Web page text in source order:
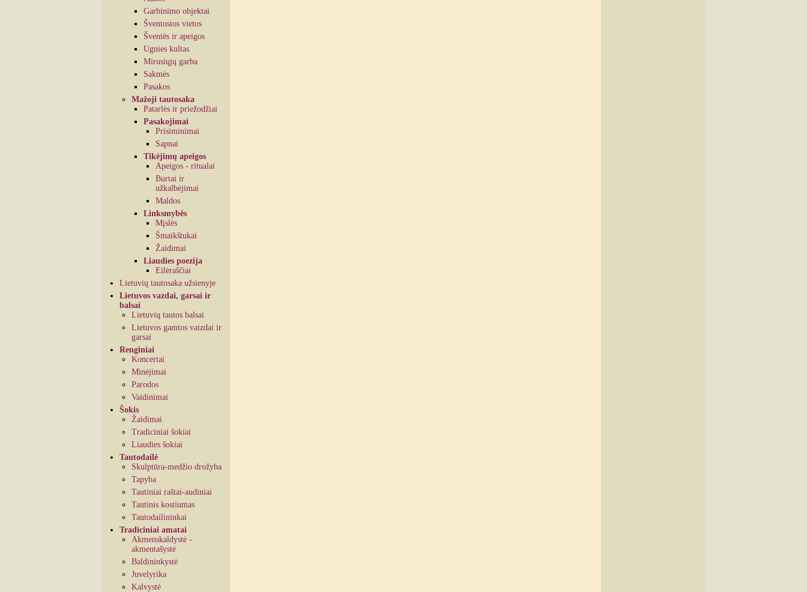
Garbinimo objektai
Šventosios vietos
Šventės ir apeigos
Ugnies kultas
Mirusiųjų garba
Sakmės
Pasakos
Mažoji tautosaka
Patarlės ir priežodžiai
Pasakojimai
Prisiminimai
Sapnai
Tikėjimų apeigos
Apeigos - ritualai
Burtai ir
užkalbėjimai
Maldos
Linksmybės
Mįslės
Šmaikštukai
Žaidimai
Liaudies poezija
Eilėraščiai
Lietuvių tautosaka užsienyje
Lietuvos vazdai, garsai ir
balsai
Lietuvių tautos balsai
Lietuvos gamtos vaizdai ir
garsai
Renginiai
Koncertai
Minėjimai
Parodos
Vaidinimai
Šokis
Žaidimai
Tradiciniai šokiai
Liaudies šokiai
Tautodailė
Skulptūra-medžio drožyba
Tapyba
Tautiniai raštai-audiniai
Tautinis kostiumas
Tautodailininkai
Tradiciniai amatai
Akmenskaldystė -
akmentašystė
Baldininkystė
Juvelyrika
Kalvystė